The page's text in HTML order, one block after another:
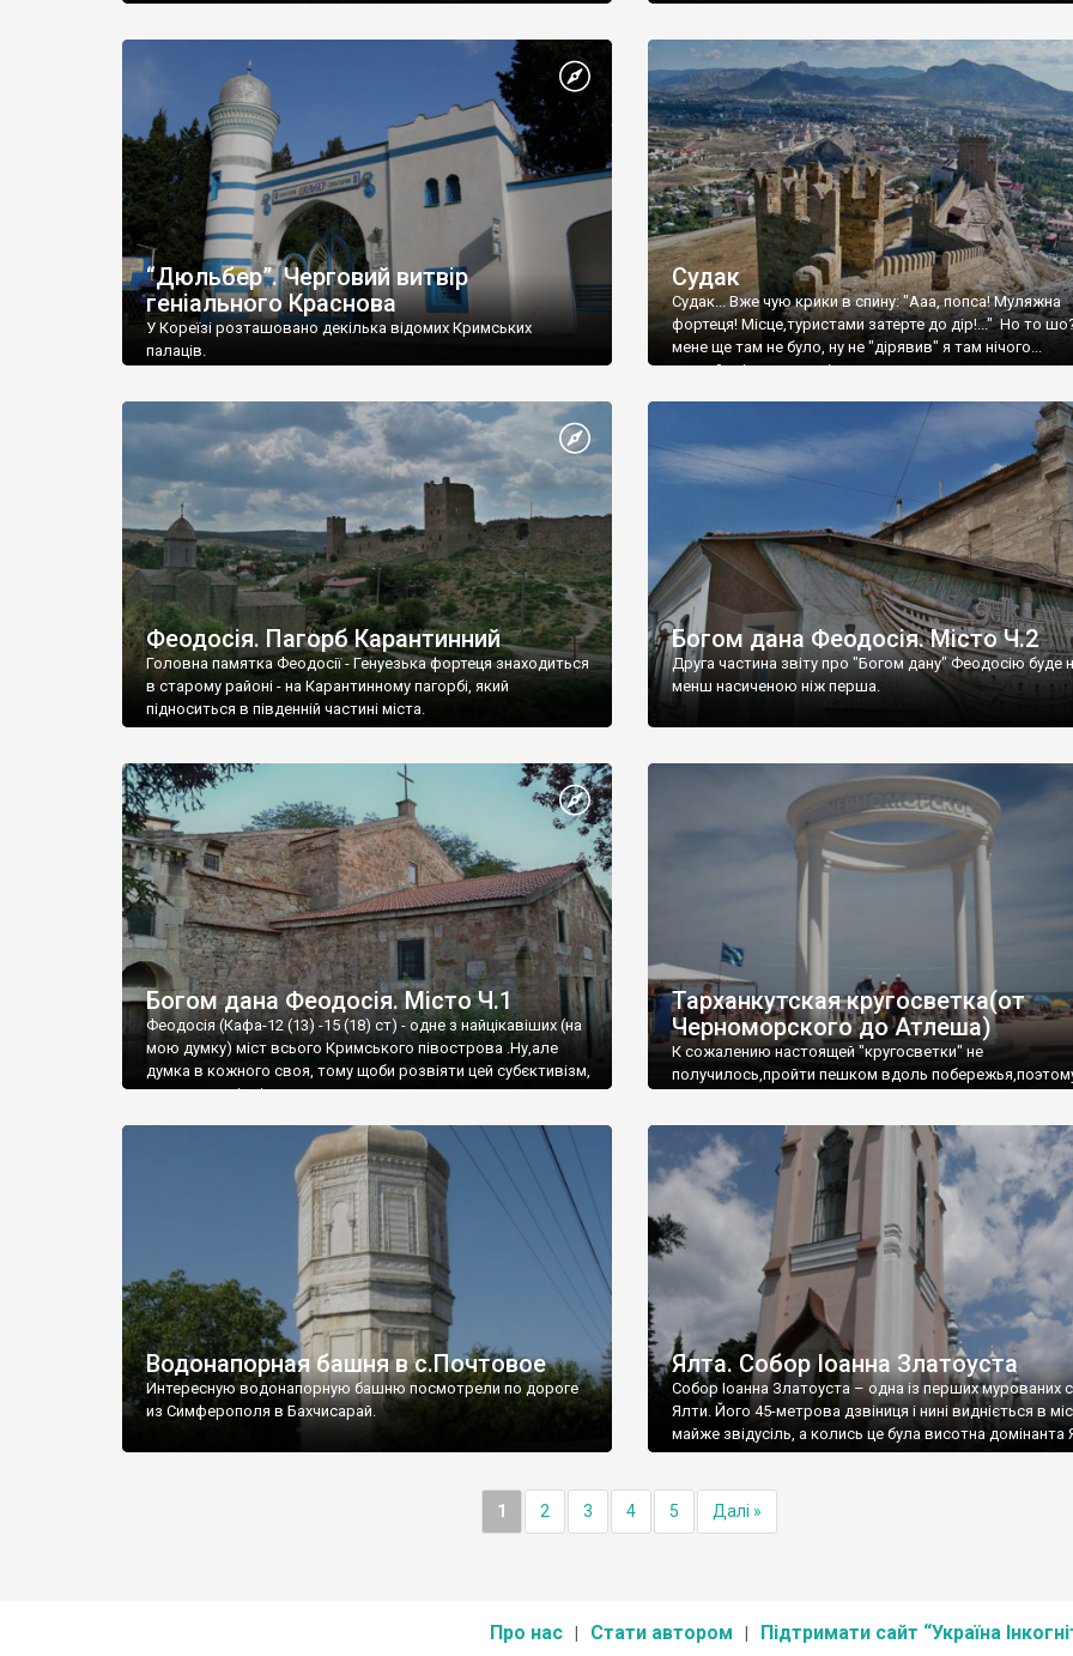
“Дюльбер”. Черговий витвір
геніального Краснова
У Кореїзі розташовано декілька відомих Кримських
палаців.
Судак
Судак... Вже чую крики в спину: "Ааа, попса! Муляжна
фортеця! Місце,туристами затерте до дір!..." Но то
мене ще там не було, ну не "дірявив" я там нічого...
принаймні до цього літа.
Феодосія. Пагорб Карантинний
Головна памятка Феодосії - Генуезька фортеця знаходиться
в старому районі - на Карантинному пагорбі, який
підноситься в південній частині міста.
Богом дана Феодосія. Місто Ч.2
Друга частина звіту про "Богом дану" Феодосію буде
менш насиченою ніж перша.
Богом дана Феодосія. Місто Ч.1
Феодосія (Кафа-12 (13) -15 (18) ст) - одне з найцікавіших (на
мою думку) міст всього Кримського півострова .Ну,але
думка в кожного своя, тому щоби розвіяти цей субєктивізм,
запрошую відвідати це
Тарханкутская кругосветка(от
Черноморского до Атлеша)
К сожалению настоящей "кругосветки" не
получилось,пройти пешком вдоль
Водонапорная башня в с.Почтовое
Интересную водонапорную башню посмотрели по дороге
из Симферополя в Бахчисарай.
Ялта. Собор Іоанна Златоуста
Собор Іоанна Златоуста – одна із перших мурованих
Ялти. Його 45-метрова дзвіниця і нині видніється в
майже звідусіль, а колись це була висотна домінанта
1 2 3 4 5 Далі »
Про нас Стати автором Підтримати сайт “Україна